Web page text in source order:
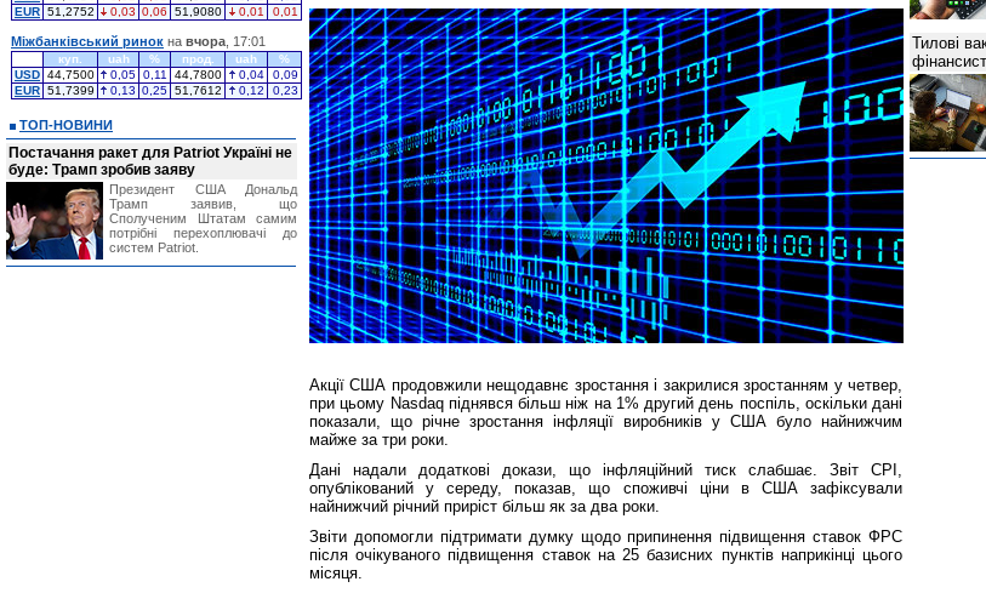
Акції США продовжили нещодавнє зростання і закрилися зростанням у четвер,
при цьому Nasdaq піднявся більш ніж на 1% другий день поспіль, оскільки дані
показали, що річне зростання інфляції виробників у США було найнижчим
майже за три роки.
Дані надали додаткові докази, що інфляційний тиск слабшає. Звіт CPI,
опублікований у середу, показав, що споживчі ціни в США зафіксували
найнижчий річний приріст більш як за два роки.
Звіти допомогли підтримати думку щодо припинення підвищення ставок ФРС
після очікуваного підвищення ставок на 25 базисних пунктів наприкінці цього
місяця.
EUR 51,2752 0,03 0,06 51,9080 0,01 0,01
Міжбанківський ринок на вчора , 17:01
куп. uah % прод. uah
%
USD 44,7500 0,05 0,11 44,7800 0,04
0,09
EUR 51,7399 0,13 0,25 51,7612 0,12 0,23
ТОП-НОВИНИ
Постачання ракет для Patriot Україні не
буде: Трамп зробив заяву
Президент США Дональд
Трамп заявив, що
Сполученим Штатам самим
потрібні перехоплювачі до
систем Patriot.
Тилові